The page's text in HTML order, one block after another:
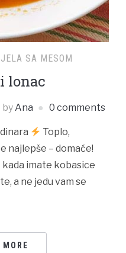
JELA SA MESOM
lonac
byAna 0 comments
Toplo,
najlepše – domaće!
imate kobasice
a ne jedu vam se
MORE